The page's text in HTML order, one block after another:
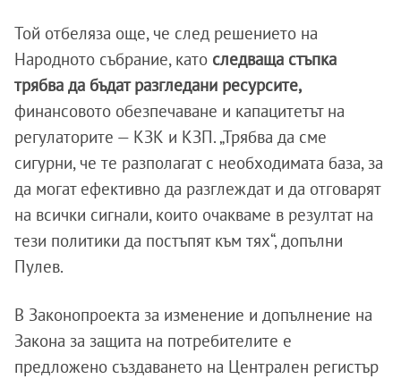
Той отбеляза още, че след решението на
Народното събрание, като следваща стъпка
трябва да бъдат разгледани ресурсите,
финансовото обезпечаване и капацитетът на
регулаторите — КЗК и КЗП. „Трябва да сме
сигурни, че те разполагат с необходимата база, за
да могат ефективно да разглеждат и да отговарят
на всички сигнали, които очакваме в резултат на
тези политики да постъпят към тях“, допълни
Пулев.
В Законопроекта за изменение и допълнение на
Закона за защита на потребителите е
предложено създаването на Централен регистър